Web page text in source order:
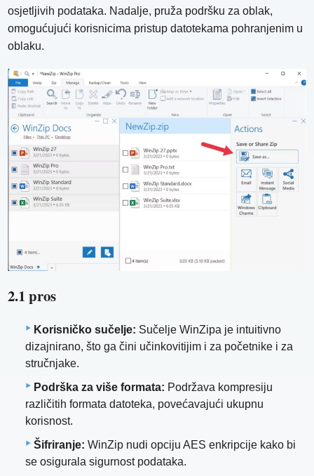
osjetljivih podataka. Nadalje, pruža podršku za oblak,
omogućujući korisnicima pristup datotekama pohranjenim u
oblaku.
2.1 pros
Korisničko sučelje: Sučelje WinZipa je intuitivno
dizajnirano, što ga čini učinkovitijim i za početnike i za
stručnjake.
Podrška za više formata: Podržava kompresiju
različitih formata datoteka, povećavajući ukupnu
korisnost.
Šifriranje: WinZip nudi opciju AES enkripcije kako bi
se osigurala sigurnost podataka.